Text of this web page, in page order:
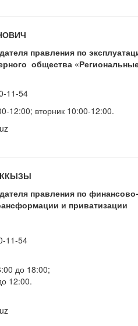
правления по
общества
11-54
12:00; вторник 10:00-12:00.
правления по финансово-
и приватизации
11-54
до 18:00;